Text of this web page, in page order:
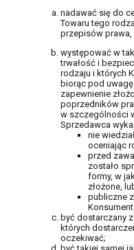
nadawać się do
Towaru tego
przepisów prawa,
występować w
trwałość i
rodzaju i których
biorąc pod
zapewnienie
poprzedników
w szczególności
Sprzedawca
nie
oceniając
przed
zostało
formy, w
złożone,
publiczne
być dostarczany
których
oczekiwać;